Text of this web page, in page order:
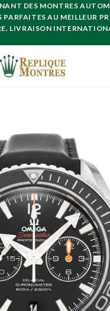
DES MONTRES
AU MEILLEUR
LIVRAISON